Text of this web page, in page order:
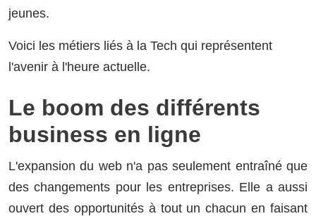
jeunes.
Voici les métiers liés à la Tech qui représentent
l'avenir à l'heure actuelle.
Le boom des différents
business en ligne
L'expansion du web n'a pas seulement entraîné que
des changements pour les entreprises. Elle a aussi
ouvert des opportunités à tout un chacun en faisant